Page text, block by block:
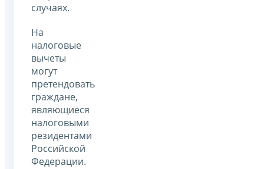
случаях.
На
налоговые
вычеты
могут
претендовать
граждане,
являющиеся
налоговыми
резидентами
Российской
Федерации.